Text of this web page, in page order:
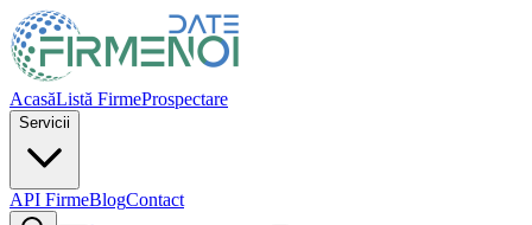
AcasăListă FirmeProspectare
Servicii
API FirmeBlogContact